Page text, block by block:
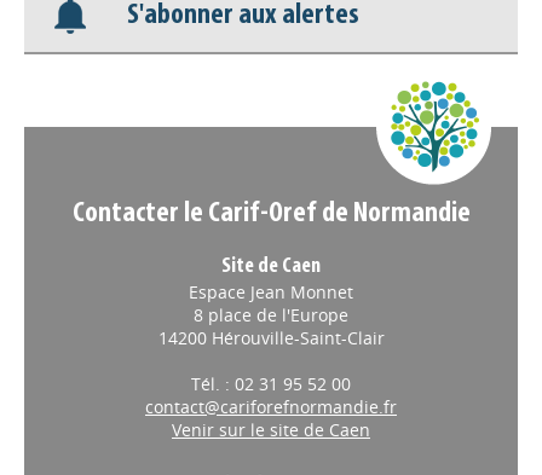
Contacter le Carif-Oref de Normandie
Espace Jean Monnet
8 place de l'Europe
14200 Hérouville-Saint-Clair
contact@cariforefnormandie.fr
Venir sur le site de Caen